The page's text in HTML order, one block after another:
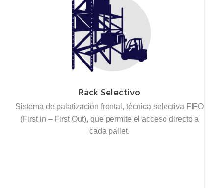
Rack Selectivo
Sistema de palatización frontal, técnica selectiva FIFO
(First in – First Out), que permite el acceso directo a
cada pallet.